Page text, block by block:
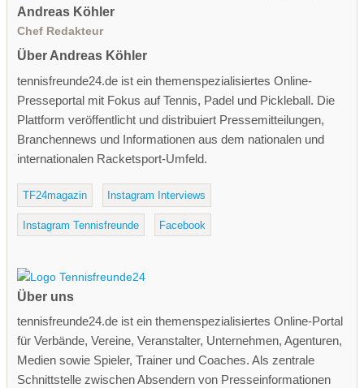
Andreas Köhler
Chef Redakteur
Über Andreas Köhler
tennisfreunde24.de ist ein themenspezialisiertes Online-
Presseportal mit Fokus auf Tennis, Padel und Pickleball. Die
Plattform veröffentlicht und distribuiert Pressemitteilungen,
Branchennews und Informationen aus dem nationalen und
internationalen Racketsport-Umfeld.
TF24magazin Instagram Interviews
Instagram Tennisfreunde Facebook
Über uns
tennisfreunde24.de ist ein themenspezialisiertes Online-Portal
für Verbände, Vereine, Veranstalter, Unternehmen, Agenturen,
Medien sowie Spieler, Trainer und Coaches. Als zentrale
Schnittstelle zwischen Absendern von Presseinformationen